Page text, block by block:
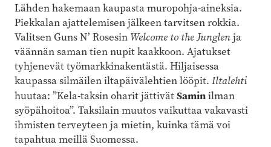
Lähden hakemaan kaupasta muropohja-aineksia.
Piekkalan ajattelemisen jälkeen tarvitsen rokkia.
Valitsen Guns N’ Rosesin Welcome to the Junglenja
väännän saman tien nupit kaakkoon. Ajatukset
tyhjenevät työmarkkinakentästä. Hiljaisessa
kaupassa silmäilen iltapäivälehtien lööpit. Iltalehti
huutaa: ”Kela-taksin oharit jättivätSaminilman
syöpähoitoa”. Taksilain muutos vaikuttaa vakavasti
ihmisten terveyteen ja mietin, kuinka tämä voi
tapahtua meillä Suomessa.